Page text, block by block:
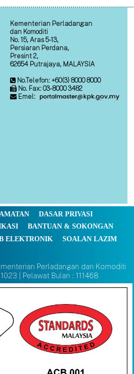
Kementerian Perladangan
dan Komoditi
No. 15, Aras 5-13,
Persiaran Perdana,
Presint 2,
62654 Putrajaya, MALAYSIA
No.Telefon: +60(3) 8000 8000
No. Fax: 03-8000 3482
Emel:
DASAR PRIVASI
BANTUAN & SOKONGAN
ELEKTRONIK SOALAN LAZIM
Perladangan dan Komoditi
| Pelawat Bulan : 111468